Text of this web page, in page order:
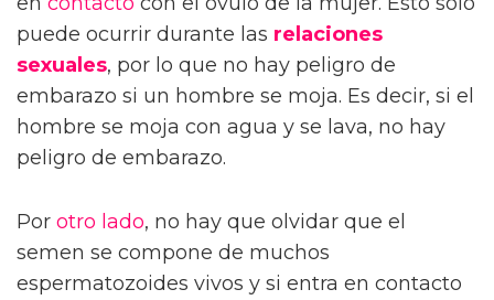
puede ocurrir durante las relaciones
sexuales, por lo que no hay peligro de
embarazo si un hombre se moja. Es decir, si el
hombre se moja con agua y se lava, no hay
peligro de embarazo.
Por otro lado, no hay que olvidar que el
semen se compone de muchos
espermatozoides vivos y si entra en contacto